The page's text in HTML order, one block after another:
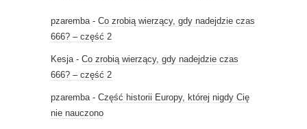
pzaremba - Co zrobią wierzący, gdy nadejdzie czas
666? – część 2
Kesja - Co zrobią wierzący, gdy nadejdzie czas
666? – część 2
pzaremba - Część historii Europy, której nigdy Cię
nie nauczono